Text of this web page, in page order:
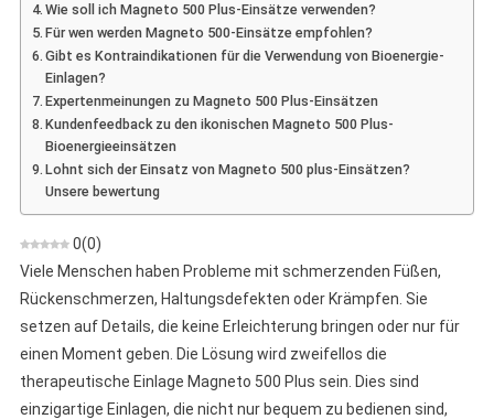
Wie soll ich Magneto 500 Plus-Einsätze verwenden?
Für wen werden Magneto 500-Einsätze empfohlen?
Gibt es Kontraindikationen für die Verwendung von Bioenergie-
Einlagen?
Expertenmeinungen zu Magneto 500 Plus-Einsätzen
Kundenfeedback zu den ikonischen Magneto 500 Plus-
Bioenergieeinsätzen
Lohnt sich der Einsatz von Magneto 500 plus-Einsätzen?
Unsere bewertung
0(0)
Viele Menschen haben Probleme mit schmerzenden Füßen,
Rückenschmerzen, Haltungsdefekten oder Krämpfen. Sie
setzen auf Details, die keine Erleichterung bringen oder nur für
einen Moment geben. Die Lösung wird zweifellos die
therapeutische Einlage Magneto 500 Plus sein. Dies sind
einzigartige Einlagen, die nicht nur bequem zu bedienen sind,